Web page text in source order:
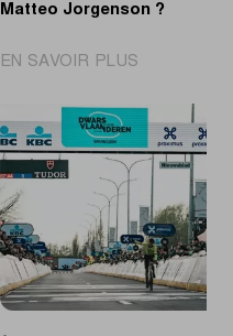
Matteo Jorgenson ?
EN SAVOIR PLUS
s'appellent
successeurs
Marianne
Vos
et
Matteo
Jorgenson